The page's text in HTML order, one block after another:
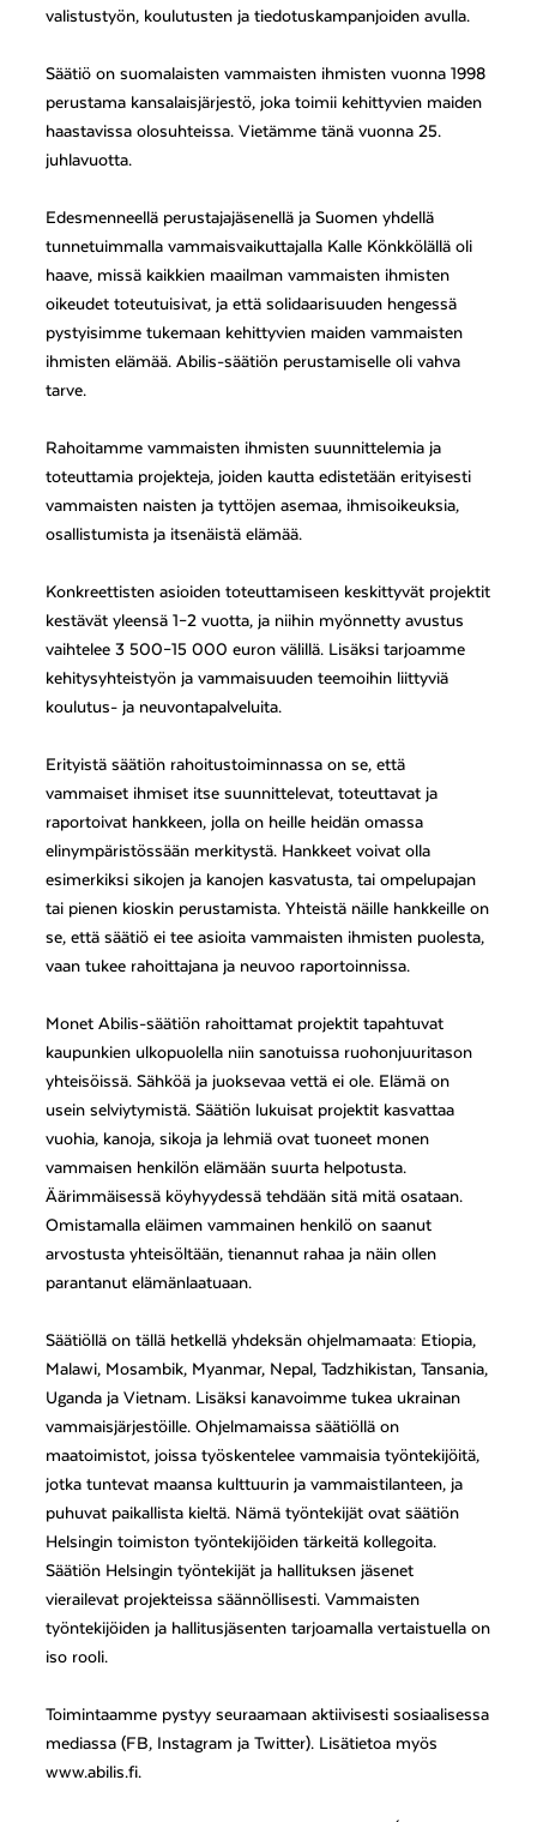
valistustyön, koulutusten ja tiedotuskampanjoiden avulla.
Säätiö on suomalaisten vammaisten ihmisten vuonna 1998
perustama kansalaisjärjestö, joka toimii kehittyvien maiden
haastavissa olosuhteissa. Vietämme tänä vuonna 25.
juhlavuotta.
Edesmenneellä perustajajäsenellä ja Suomen yhdellä
tunnetuimmalla vammaisvaikuttajalla Kalle Könkkölällä oli
haave, missä kaikkien maailman vammaisten ihmisten
oikeudet toteutuisivat, ja että solidaarisuuden hengessä
pystyisimme tukemaan kehittyvien maiden vammaisten
ihmisten elämää. Abilis-säätiön perustamiselle oli vahva
tarve.
Rahoitamme vammaisten ihmisten suunnittelemia ja
toteuttamia projekteja, joiden kautta edistetään erityisesti
vammaisten naisten ja tyttöjen asemaa, ihmisoikeuksia,
osallistumista ja itsenäistä elämää.
Konkreettisten asioiden toteuttamiseen keskittyvät projektit
kestävät yleensä 1–2 vuotta, ja niihin myönnetty avustus
vaihtelee 3 500–15 000 euron välillä. Lisäksi tarjoamme
kehitysyhteistyön ja vammaisuuden teemoihin liittyviä
koulutus- ja neuvontapalveluita.
Erityistä säätiön rahoitustoiminnassa on se, että
vammaiset ihmiset itse suunnittelevat, toteuttavat ja
raportoivat hankkeen, jolla on heille heidän omassa
elinympäristössään merkitystä. Hankkeet voivat olla
esimerkiksi sikojen ja kanojen kasvatusta, tai ompelupajan
tai pienen kioskin perustamista. Yhteistä näille hankkeille on
se, että säätiö ei tee asioita vammaisten ihmisten puolesta,
vaan tukee rahoittajana ja neuvoo raportoinnissa.
Monet Abilis-säätiön rahoittamat projektit tapahtuvat
kaupunkien ulkopuolella niin sanotuissa ruohonjuuritason
yhteisöissä. Sähköä ja juoksevaa vettä ei ole. Elämä on
usein selviytymistä. Säätiön lukuisat projektit kasvattaa
vuohia, kanoja, sikoja ja lehmiä ovat tuoneet monen
vammaisen henkilön elämään suurta helpotusta.
Äärimmäisessä köyhyydessä tehdään sitä mitä osataan.
Omistamalla eläimen vammainen henkilö on saanut
arvostusta yhteisöltään, tienannut rahaa ja näin ollen
parantanut elämänlaatuaan.
Säätiöllä on tällä hetkellä yhdeksän ohjelmamaata: Etiopia,
Malawi, Mosambik, Myanmar, Nepal, Tadzhikistan, Tansania,
Uganda ja Vietnam. Lisäksi kanavoimme tukea ukrainan
vammaisjärjestöille. Ohjelmamaissa säätiöllä on
maatoimistot, joissa työskentelee vammaisia työntekijöitä,
jotka tuntevat maansa kulttuurin ja vammaistilanteen, ja
puhuvat paikallista kieltä. Nämä työntekijät ovat säätiön
Helsingin toimiston työntekijöiden tärkeitä kollegoita.
Säätiön Helsingin työntekijät ja hallituksen jäsenet
vierailevat projekteissa säännöllisesti. Vammaisten
työntekijöiden ja hallitusjäsenten tarjoamalla vertaistuella on
iso rooli.
Toimintaamme pystyy seuraamaan aktiivisesti sosiaalisessa
mediassa (FB, Instagram ja Twitter). Lisätietoa myös
www.abilis.fi.